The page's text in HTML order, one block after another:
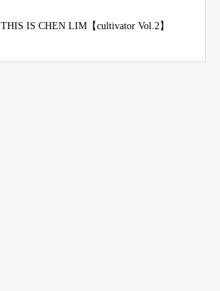
THIS IS CHEN LIM【cultivator Vol.2】